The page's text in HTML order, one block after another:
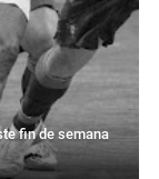
fin de semana